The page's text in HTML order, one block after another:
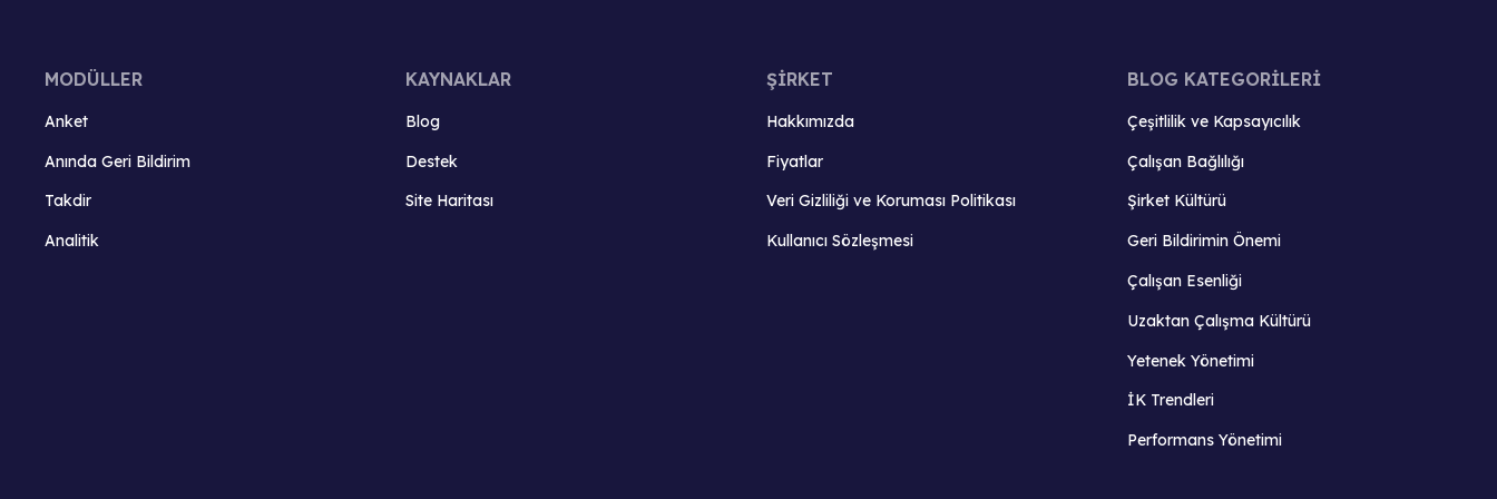
MODÜLLER
Anket
Anında Geri Bildirim
Takdir
Analitik
KAYNAKLAR
Blog
Destek
Site Haritası
ŞİRKET
Hakkımızda
Fiyatlar
Veri Gizliliği ve Koruması Politikası
Kullanıcı Sözleşmesi
BLOG KATEGORİLERİ
Çeşitlilik ve Kapsayıcılık
Çalışan Bağlılığı
Şirket Kültürü
Geri Bildirimin Önemi
Çalışan Esenliği
Uzaktan Çalışma Kültürü
Yetenek Yönetimi
İK Trendleri
Performans Yönetimi